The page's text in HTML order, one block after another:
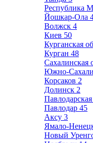
Республика
Йошкар-Ола
Волжск 4
Киев 50
Курганская
Курган 48
Сахалинская
Южно-
Корсаков 2
Долинск 2
Павлодарская
Павлодар 45
Аксу 3
Ямало-
Новый